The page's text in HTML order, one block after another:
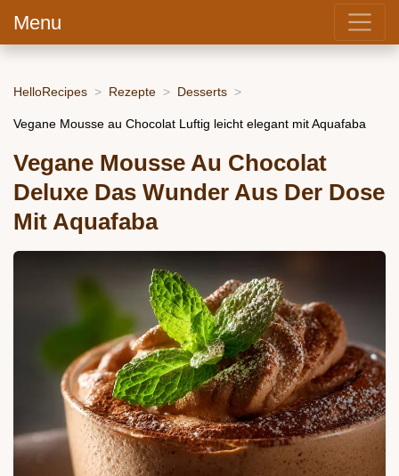
Menu
HelloRecipes Rezepte Desserts
Vegane Mousse au Chocolat Luftig leicht elegant mit Aquafaba
Vegane Mousse Au Chocolat
Deluxe Das Wunder Aus Der Dose
Mit Aquafaba